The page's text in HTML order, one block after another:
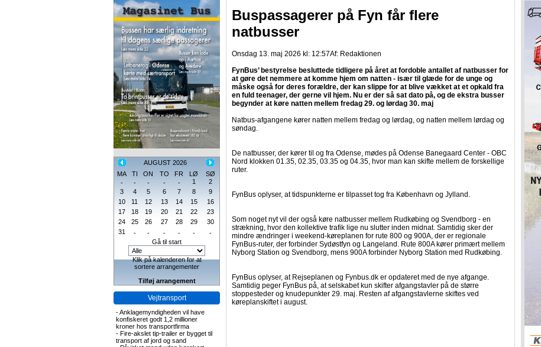
AUGUST 2026
MA
TI ON TO FR LØ
SØ
-
- - - - 1
2
3
4 5 6 7 8
9
10
11 12 13 14 15
16
17
18 19 20 21 22
23
24
25 26 27 28 29
30
31
- - - - -
-
Gå til start
Klik på kalenderen for at
sortere arrangementer
Tilføj arrangement
Vejtransport
-Anklagemyndigheden vil have
konfiskeret godt 1,2 millioner
kroner hos transportfirma
- Fire-akslet tip-trailer er bygget til
transport af jord og sand
Buspassagerer på Fyn får flere
natbusser
Onsdag 13. maj 2026 kl: 12:57Af: Redaktionen
FynBus’ bestyrelse besluttede tidligere på året at fordoble antallet af natbusser for
at gøre det nemmere at komme hjem om natten - især til glæde for de unge og
måske også for deres forældre, der kan slippe for at blive vækket at et opkald fra
en fuld teenager, der gerne vil hjem. Nu er der så sat dato på, og de ekstra busser
begynder at køre natten mellem fredag 29. og lørdag 30. maj
Natbus-afgangene kører natten mellem fredag og lørdag, og natten mellem lørdag og
søndag.
De natbusser, der kører til og fra Odense, mødes på Odense Banegaard Center - OBC
Nord klokken 01.35, 02.35, 03.35 og 04.35, hvor man kan skifte mellem de forskellige
ruter.
FynBus oplyser, at tidspunkterne er tilpasset tog fra København og Jylland.
Som noget nyt vil der også køre natbusser mellem Rudkøbing og Svendborg - en
strækning, hvor den kollektive trafik lige nu slutter inden midnat. Samtidig sker der
mindre ændringer i weekend-køreplanen for rute 800 og 900A, der er regionale
FynBus-ruter, der forbinder Sydøstfyn og Langeland. Rute 800A kører primært mellem
Nyborg Station og Svendborg, mens 900A forbinder Nyborg Station med Rudkøbing.
FynBus oplyser, at Rejseplanen og Fynbus.dk er opdateret med de nye afgange.
Samtidig peger FynBus på, at selskabet kun skifter afgangstavler på de større
stoppesteder og knudepunkter 29. maj. Resten af afgangstavlerne skiftes ved
køreplanskiftet i august.